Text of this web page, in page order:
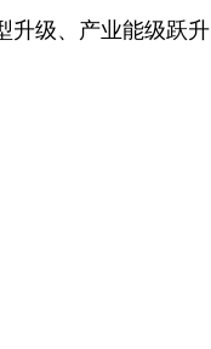
升级、产业能级跃升